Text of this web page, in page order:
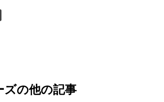
ズの他の記事